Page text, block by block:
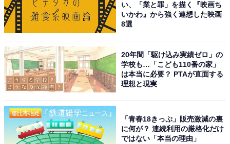
い、「業と罪」を描く『映画ち
いかわ』から強く連想した映画
8選
20年間「駆け込み実績ゼロ」の
学校も…「こども110番の家」
は本当に必要？ PTAが直面する
理想と現実
「青春18きっぷ」販売激減の裏
に何が？ 連続利用の厳格化だけ
ではない「本当の理由」